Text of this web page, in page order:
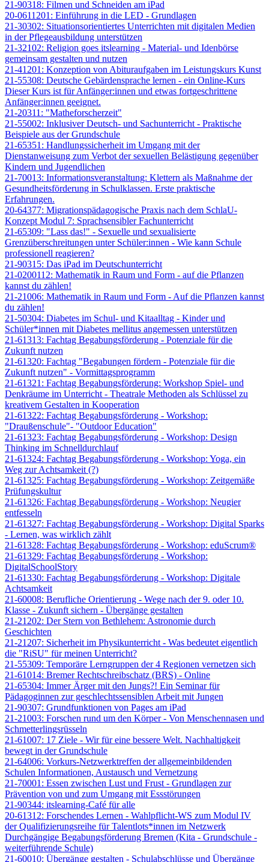
21-90318: Filmen und Schneiden am iPad
20-0611201: Einführung in die LED - Grundlagen
21-30302: Situationsorientiertes Unterrichten mit digitalen Medien
in der Pflegeausbildung unterstützen
21-32102: Religion goes itslearning - Material- und Idenbörse
gemeinsam gestalten und nutzen
21-41201: Konzeption von Abituraufgaben im Leistungskurs Kunst
21-55308: Deutsche Gebärdensprache lernen - ein Online-Kurs
Dieser Kurs ist für Anfänger:innen und etwas fortgeschrittene
Anfänger:innen geeignet.
21-20311: "Matheforscherzeit"
21-55002: Inklusiver Deutsch- und Sachunterricht - Praktische
Beispiele aus der Grundschule
21-65351: Handlungssicherheit im Umgang mit der
Dienstanweisung zum Verbot der sexuellen Belästigung gegenüber
Kindern und Jugendlichen
21-70013: Informationsveranstaltung: Klettern als Maßnahme der
Gesundheitsförderung in Schulklassen. Erste praktische
Erfahrungen.
20-64377: Migrationspädagogische Praxis nach dem SchlaU-
Konzept Modul 7: Sprachsensibler Fachunterricht
21-65309: "Lass das!" - Sexuelle und sexualisierte
Grenzüberschreitungen unter Schüler:innen - Wie kann Schule
professionell reagieren?
21-90315: Das iPad im Deutschunterricht
21-0200112: Mathematik in Raum und Form - auf die Pflanzen
kannst du zählen!
21-21006: Mathematik in Raum und Form - Auf die Pflanzen kannst
du zählen!
21-50304: Diabetes im Schul- und Kitaalltag - Kinder und
Schüler*innen mit Diabetes mellitus angemessen unterstützen
21-61313: Fachtag Begabungsförderung - Potenziale für die
Zukunft nutzen
21-61320: Fachtag "Begabungen fördern - Potenziale für die
Zukunft nutzen" - Vormittagsprogramm
21-61321: Fachtag Begabungsförderung: Workshop Spiel- und
Denkräume im Unterricht - Theatrale Methoden als Schlüssel zu
kreativem Gestalten in Kooperation
21-61322: Fachtag Begabungsförderung - Workshop:
"Draußenschule"- "Outdoor Education"
21-61323: Fachtag Begabungsförderung - Workshop: Design
Thinking im Schnelldurchlauf
21-61324: Fachtag Begabungsförderung - Workshop: Yoga, ein
Weg zur Achtsamkeit (?)
21-61325: Fachtag Begabungsförderung - Workshop: Zeitgemäße
Prüfungskultur
21-61326: Fachtag Begabungsförderung - Workshop: Neugier
entfesseln
21-61327: Fachtag Begabungsförderung - Workshop: Digital Sparks
- Lernen, was wirklich zählt
21-61328: Fachtag Begabungsförderung - Workshop: eduScrum®
21-61329: Fachtag Begabungsförderung - Workshop:
DigitalSchoolStory
21-61330: Fachtag Begabungsförderung - Workshop: Digitale
Achtsamkeit
21-60008: Berufliche Orientierung - Wege nach der 9. oder 10.
Klasse - Zukunft sichern - Übergänge gestalten
21-21202: Der Stern von Bethlehem: Astronomie durch
Geschichten
21-21207: Sicherheit im Physikunterricht - Was bedeutet eigentlich
die "RiSU" für meinen Unterricht?
21-55309: Temporäre Lerngruppen der 4 Regionen vernetzen sich
21-61014: Bremer Rechtschreibschatz (BRS) - Online
21-65304: Immer Ärger mit den Jungs?! Ein Seminar für
Pädagoginnen zur geschlechtssensiblen Arbeit mit Jungen
21-90307: Grundfunktionen von Pages am iPad
21-21003: Forschen rund um den Körper - Von Menschennasen und
Schmetterlingsrüsseln
21-61007: 17 Ziele - Wir für eine bessere Welt. Nachhaltigkeit
bewegt in der Grundschule
21-64006: Vorkurs-Netzwerktreffen der allgemeinbildenden
Schulen Informationen, Austausch und Vernetzung
21-70001: Essen zwischen Lust und Frust - Grundlagen zur
Prävention von und zum Umgang mit Essstörungen
21-90344: itslearning-Café für alle
20-61312: Forschendes Lernen - Wahlpflicht-WS zum Modul IV
der Qualifizierungsreihe für Talentlots*innen im Netzwerk
Durchgängige Begabungsförderung Bremen (Kita - Grundschule -
weiterführende Schule)
21-60010: Übergänge gestalten - Schulabschlüsse und Übergänge